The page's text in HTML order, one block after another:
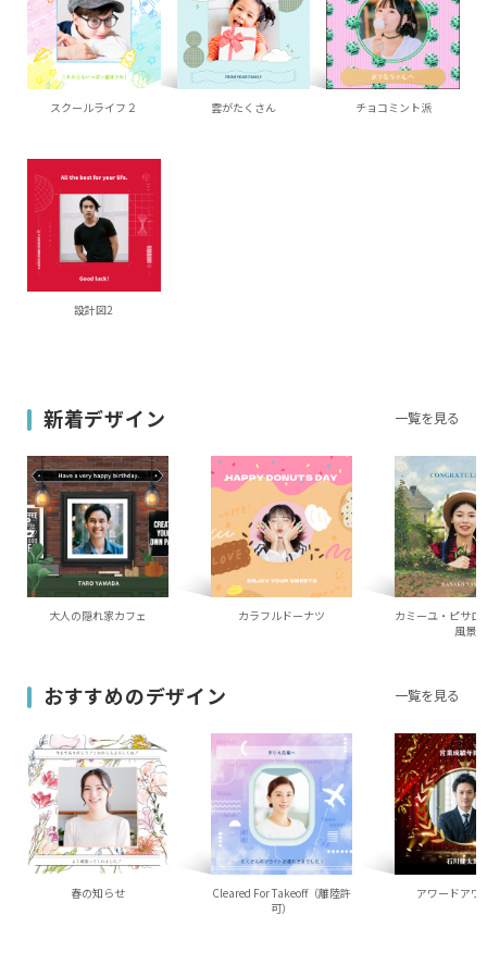
スクールライフ２ 雲がたくさん チョコミント派
設計図2
新着デザイン 一覧を見る
大人の隠れ家カフェ カラフルドーナツ
カミーユ・ピサロ
風景
おすすめのデザイン 一覧を見る
春の知らせ
Cleared For Takeoff（離陸許
可）
アワードアワ